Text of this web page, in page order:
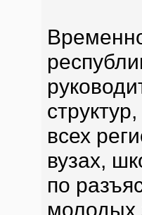
всех
вузах,
по
молодых